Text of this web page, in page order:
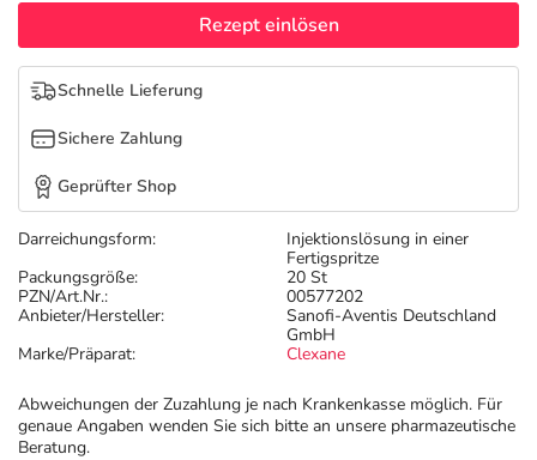
Tierapotheke
Vitamine & Mineralstoffe
Marken
Salus Deals
Darreichungsform:
Injektionslösung in einer
Fertigspritze
Packungsgröße:
20 St
PZN/Art.Nr.:
00577202
Anbieter/Hersteller:
Sanofi-Aventis Deutschland
GmbH
Marke/Präparat:
Clexane
Abweichungen der Zuzahlung je nach Krankenkasse möglich. Für
genaue Angaben wenden Sie sich bitte an unsere pharmazeutische
Beratung.
Rezept einlösen
Schnelle Lieferung
Sichere Zahlung
Geprüfter Shop